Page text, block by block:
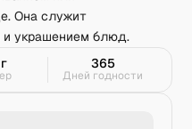
Она служит
и украшением блюд.
г 365
Дней годности